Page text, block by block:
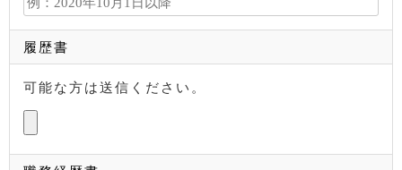
履歴書
可能な方は送信ください。